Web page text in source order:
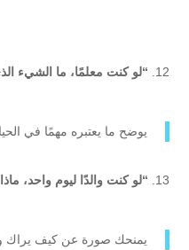
“لو كنت معلمًا، ما الشيء
يوضح ما يعتبره مهمًا في
“لو كنت والدًا ليوم واحد،
يمنحك صورة عن كيف يراك